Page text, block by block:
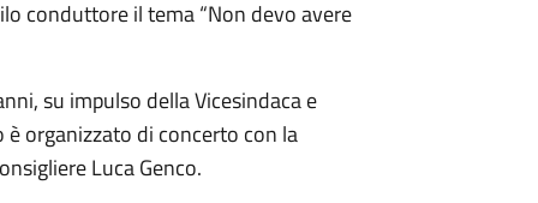
conduttore il tema “Non devo avere
su impulso della Vicesindaca e
organizzato di concerto con la
Luca Genco.